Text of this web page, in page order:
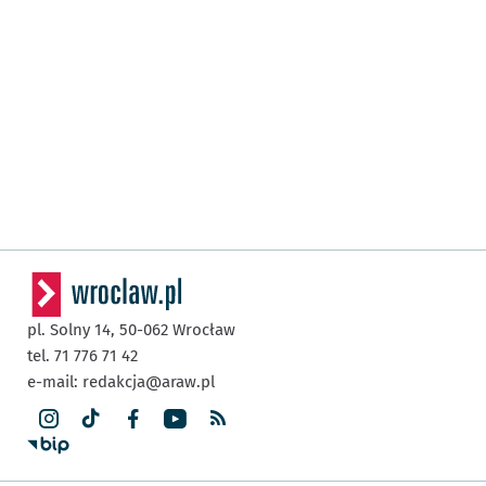
pl. Solny 14, 50-062 Wrocław
tel. 71 776 71 42
e-mail: redakcja@araw.pl